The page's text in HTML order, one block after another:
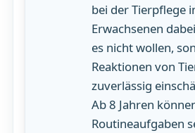
bei der Tierpflege
Erwachsenen
es nicht wollen,
Reaktionen von
zuverlässig
Ab 8 Jahren
Routineaufgaben